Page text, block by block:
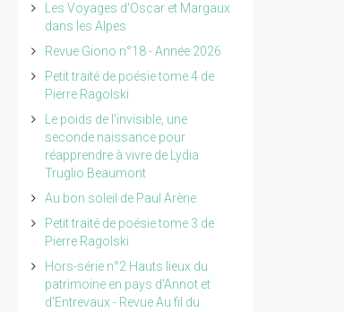
Les Voyages d'Oscar et Margaux
dans les Alpes
Revue Giono n°18 - Année 2026
Petit traité de poésie tome 4 de
Pierre Ragolski
Le poids de l'invisible, une
seconde naissance pour
réapprendre à vivre de Lydia
Truglio Beaumont
Au bon soleil de Paul Arène
Petit traité de poésie tome 3 de
Pierre Ragolski
Hors-série n°2 Hauts lieux du
patrimoine en pays d'Annot et
d'Entrevaux - Revue Au fil du